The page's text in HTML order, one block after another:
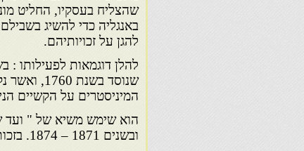
שהצליח בעסקיו, החליט
באנגליה כדי להשיג
להגן על זכויותיהם.
המיניסטרים על הקשיים
ובשנים 1871 – 1874. בזכותו של מונטיפיורי קיבל הועד מעמד בין לאומי.